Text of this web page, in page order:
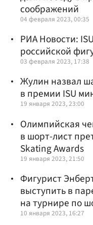
соображений
04 февраля 2023, 00:35
РИА Новости:
российской
03 февраля 2023, 17:38
Жулин назвал
в премии ISU
19 января 2023, 23:00
Олимпийская
в шорт-лист
Skating Awards
19 января 2023, 21:50
Фигурист
выступить в
на турнире по
10 января 2023, 16:27